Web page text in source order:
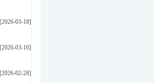
[2026-03-18]
[2026-03-16]
[2026-02-28]